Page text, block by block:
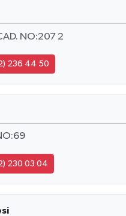
NO:207 2
236 44 50
230 03 04